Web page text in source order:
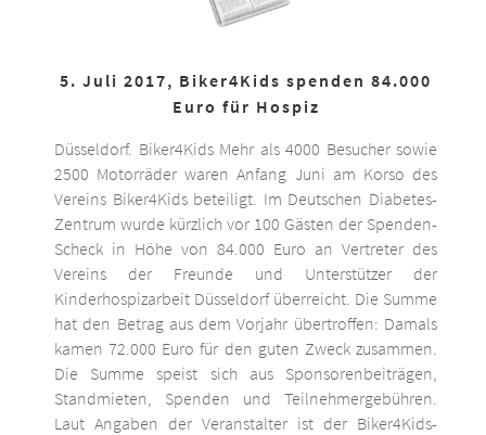
5. Juli 2017, Biker4Kids spenden 84.000
Euro für Hospiz
Düsseldorf. Biker4Kids Mehr als 4000 Besucher sowie
2500 Motorräder waren Anfang Juni am Korso des
Vereins Biker4Kids beteiligt. Im Deutschen Diabetes-
Zentrum wurde kürzlich vor 100 Gästen der Spenden-
Scheck in Höhe von 84.000 Euro an Vertreter des
Vereins der Freunde und Unterstützer der
Kinderhospizarbeit Düsseldorf überreicht. Die Summe
hat den Betrag aus dem Vorjahr übertroffen: Damals
kamen 72.000 Euro für den guten Zweck zusammen.
Die Summe speist sich aus Sponsorenbeiträgen,
Standmieten, Spenden und Teilnehmergebühren.
Laut Angaben der Veranstalter ist der Biker4Kids-